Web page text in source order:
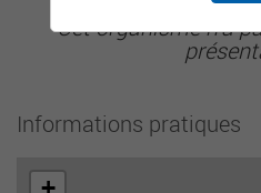
Cet organisme n'a
Informations pratiques